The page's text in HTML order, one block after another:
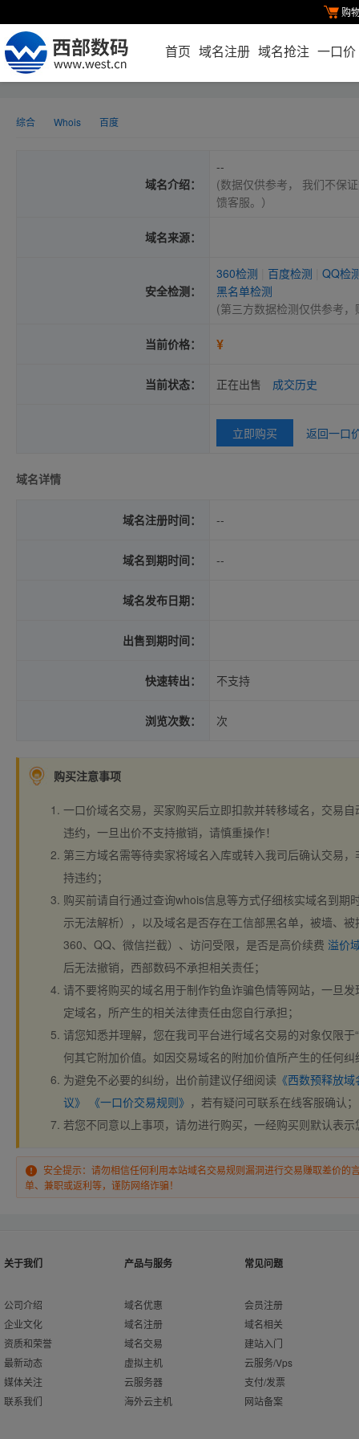
购
首页 域名注册 域名抢注 一口价
综合 Whois 百度
域名介绍：
--
(数据仅供参考， 我们不保
馈客服。）
域名来源：
安全检测：
360检测 百度检测
QQ检
黑名单检测
(第三方数据检测仅供参考
当前价格： ¥
当前状态： 正在出售 成交历史
立即购买 返回一口
域名详情
域名注册时间： --
域名到期时间： --
域名发布日期：
出售到期时间：
快速转出： 不支持
浏览次数： 次
购买注意事项
一口价域名交易，买家购买后立即扣款并转移域名，交易
违约，一旦出价不支持撤销，请慎重操作！
第三方域名需等待卖家将域名入库或转入我司后确认交易
持违约；
购买前请自行通过查询whois信息等方式仔细核实域名到期
示无法解析），以及域名是否存在工信部黑名单，被墙、
360、QQ、微信拦截）、访问受限，是否是高价续费 溢价
后无法撤销，西部数码不承担相关责任；
请不要将购买的域名用于制作钓鱼诈骗色情等网站，一旦
定域名，所产生的相关法律责任由您自行承担；
请您知悉并理解，您在我司平台进行域名交易的对象仅限于
何其它附加价值。如因交易域名的附加价值所产生的任何
为避免不必要的纠纷，出价前建议仔细阅读 《西数预释放
议》
《一口价交易规则》 ，若有疑问可联系在线客服确认；
若您不同意以上事项，请勿进行购买，一经购买则默认表
安全提示：请勿相信任何利用本站域名交易规则漏洞进行交易赚取差价的
单、兼职或返利等，谨防网络诈骗！
关于我们
公司介绍
企业文化
资质和荣誉
最新动态
媒体关注
联系我们
产品与服务
域名优惠
域名注册
域名交易
虚拟主机
云服务器
海外云主机
常见问题
会员注册
域名相关
建站入门
云服务/Vps
支付/发票
网站备案